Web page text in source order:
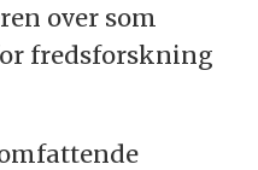
over som
fredsforskning